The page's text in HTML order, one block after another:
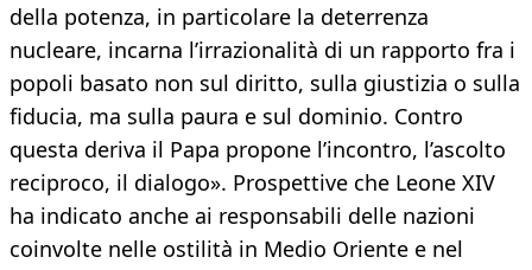
della potenza, in particolare la deterrenza
nucleare, incarna l’irrazionalità di un rapporto fra i
popoli basato non sul diritto, sulla giustizia o sulla
fiducia, ma sulla paura e sul dominio. Contro
questa deriva il Papa propone l’incontro, l’ascolto
reciproco, il dialogo». Prospettive che Leone XIV
ha indicato anche ai responsabili delle nazioni
coinvolte nelle ostilità in Medio Oriente e nel